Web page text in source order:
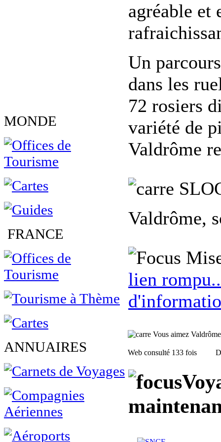
MONDE
FRANCE
ANNUAIRES
agréable et
Un
dans les
72 rosiers
variété de
Valdrôme
Valdrôme,
lien
Vous aimez
Web consulté 133 fois